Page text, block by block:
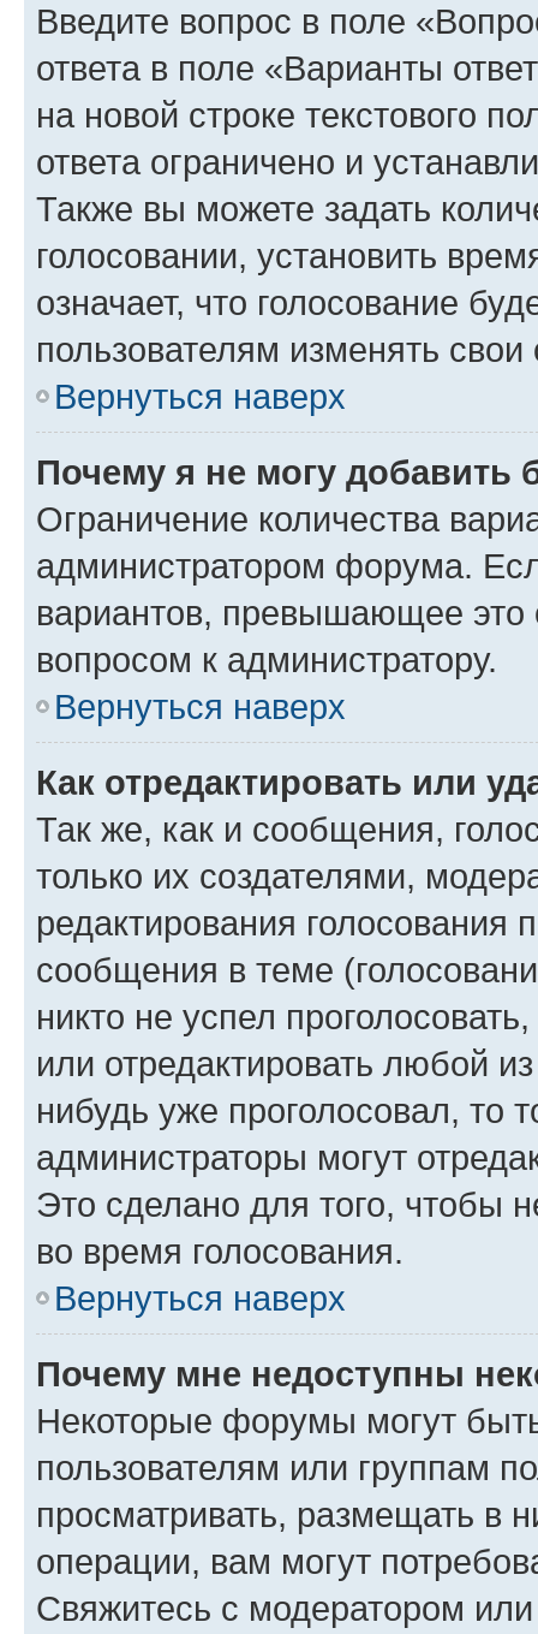
Введите вопрос в поле
ответа в поле «Варианты
на новой строке текстового
ответа ограничено и
Также вы можете задать
голосовании, установить
означает, что голосование
пользователям изменять свои
Вернуться наверх
Почему я не могу добавить
Ограничение количества
администратором форума.
вариантов, превышающее это
вопросом к администратору.
Вернуться наверх
Как отредактировать или
Так же, как и сообщения,
только их создателями,
редактирования голосования
сообщения в теме
никто не успел
или отредактировать любой
нибудь уже проголосовал, то
администраторы могут
Это сделано для того, чтобы
во время голосования.
Вернуться наверх
Почему мне недоступны
Некоторые форумы могут
пользователям или группам
просматривать, размещать в
операции, вам могут
Свяжитесь с модератором